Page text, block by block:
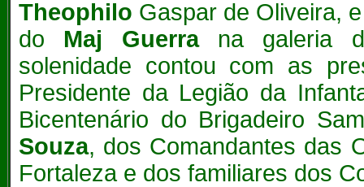
Theophilo Gaspar de Oliveira,
do Maj Guerra na galeria
solenidade contou com as
Presidente da Legião da
Bicentenário do Brigadeiro
Souza, dos Comandantes das
Fortaleza e dos familiares dos